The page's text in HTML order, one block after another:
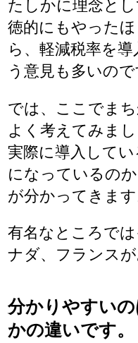
たしかに理念と
徳的にもやった
ら、軽減税率を
う意見も多いので
では、ここでま
よく考えてみまし
実際に導入して
になっているの
が分かってきます
有名なところで
ナダ、フランスが
分かりやすい
かの違いです。